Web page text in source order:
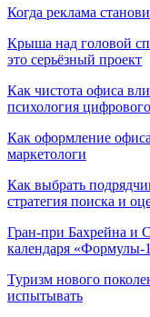
Когда реклама
Крыша над головой
это серьёзный проект
Как чистота офиса
психология
Как оформление
маркетологи
Как выбрать
стратегия поиска и
Гран-при Бахрейна и
календаря «Формулы-
Туризм нового
испытывать